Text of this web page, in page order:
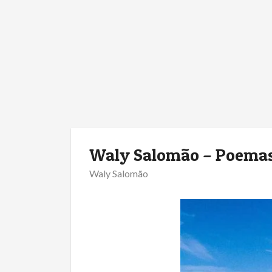
Waly Salomão –
Waly Salomão